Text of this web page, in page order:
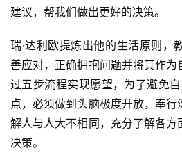
建议，帮我们做出更好的决策。
瑞·达利欧提炼出他的生活原则，
善应对，正确拥抱问题并将其作
过五步流程实现愿望，为了避免
点，必须做到头脑极度开放，奉
解人与人大不相同，充分了解各
决策。